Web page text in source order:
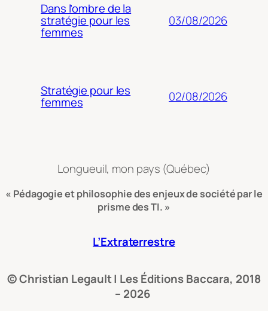
Dans l’ombre de la
stratégie pour les
femmes
03/08/2026
Stratégie pour les
femmes 02/08/2026
Longueuil, mon pays (Québec)
« Pédagogie et philosophie des enjeux de société par le
prisme des TI. »
L’Extraterrestre
© Christian Legault | Les Éditions Baccara, 2018
– 2026